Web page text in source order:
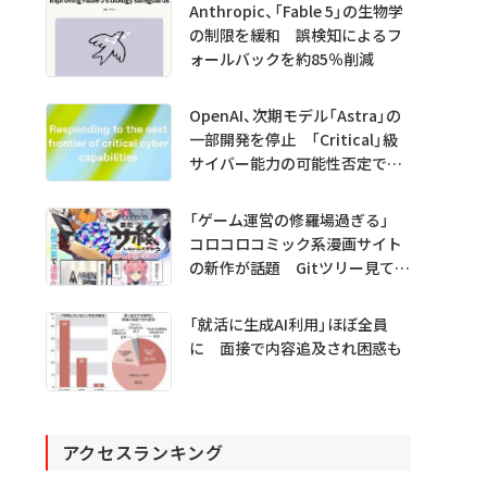
Anthropic、「Fable 5」の生物学
の制限を緩和 誤検知によるフ
ォールバックを約85％削減
OpenAI、次期モデル「Astra」の
一部開発を停止 「Critical」級
サイバー能力の可能性否定でき
「ゲーム運営の修羅場過ぎる」
コロコロコミック系漫画サイト
の新作が話題 Gitツリー見てガ
「就活に生成AI利用」ほぼ全員
に 面接で内容追及され困惑も
アクセスランキング